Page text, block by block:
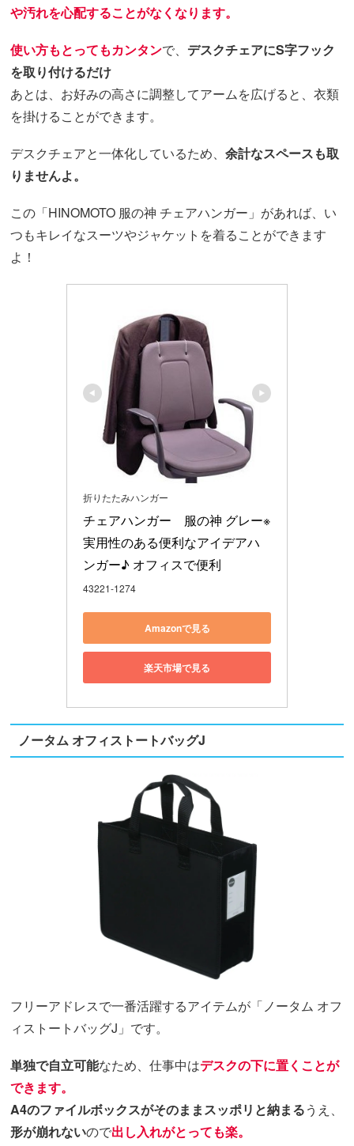
や汚れを心配することがなくなります。
使い方もとってもカンタンで、 デスクチェアにS字フック
を取り付けるだけ
あとは、お好みの高さに調整してアームを広げると、衣類
を掛けることができます。
デスクチェアと一体化しているため、余計なスペースも取
りませんよ。
この「HINOMOTO 服の神 チェアハンガー」があれば、い
つもキレイなスーツやジャケットを着ることができます
よ！
折りたたみハンガー
チェアハンガー　服の神 グレー※
実用性のある便利なアイデアハ
ンガー♪ オフィスで便利
43221-1274
Amazonで見る
楽天市場で見る
ノータム オフィストートバッグJ
フリーアドレスで一番活躍するアイテムが「ノータム オフ
ィストートバッグJ」です。
単独で自立可能なため、仕事中はデスクの下に置くことが
できます。
A4のファイルボックスがそのままスッポリと納まるうえ、
形が崩れないので出し入れがとっても楽。